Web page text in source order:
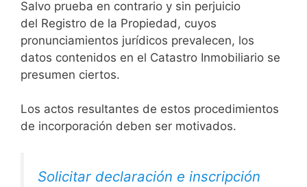
Salvo prueba en contrario y sin perjuicio
del Registro de la Propiedad, cuyos
pronunciamientos jurídicos prevalecen, los
datos contenidos en el Catastro Inmobiliario se
presumen ciertos.
Los actos resultantes de estos procedimientos
de incorporación deben ser motivados.
Solicitar declaración e inscripción